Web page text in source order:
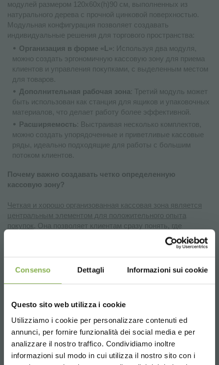
Consenso Dettagli Informazioni sui cookie
Questo sito web utilizza i cookie
Utilizziamo i cookie per personalizzare contenuti ed
annunci, per fornire funzionalità dei social media e per
analizzare il nostro traffico. Condividiamo inoltre
informazioni sul modo in cui utilizza il nostro sito con i
модулей размером 120x60x(h)90 см, выполненных из
натурального дерева с прочной цинковой поверхностью.
Модульная конфигурация позволяет создавать
индивидуальные решения для торгового пространства:
Организация в форме «L» : Используя два модуля,
можно создать эргономичную кассовую зону для приема
клиентов и управления покупками, с выделенным местом
для товаров.
Дополнительная рабочая зона : Третий модуль может
быть использован как станция для ящиков и упаковочных
материалов, что делает работу более эффективной.
Расширяемость : Выстраивая несколько комплектов,
можно создать упорядоченные и приветливые кассовые
ряды, идеально подходящие для работы с большим
потоком клиентов.
Почему важно создавать четко определенную
кассовую зону?
Четкая и хорошо организованная кассовая зона является
центральным элементом для положительного опыта
покупок . Она позволяет клиентам сразу понять, где
завершить свои покупки, сокращая время ожидания и
улучшая восприятие порядка и профессионализма. Кроме
того, эргономичное расположение упрощает работу
персонала, оптимизируя управление покупками и
покупки.
торгового пространства.
Укреплять профессиональный и гостеприимный
имидж магазина.СКАЧАТЬ